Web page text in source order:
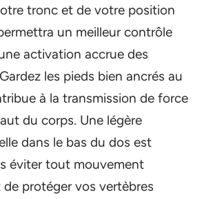
tronc et de votre position
un meilleur contrôle
activation accrue des
les pieds bien ancrés au
à la transmission de force
du corps. Une légère
dans le bas du dos est
éviter tout mouvement
protéger vos vertèbres